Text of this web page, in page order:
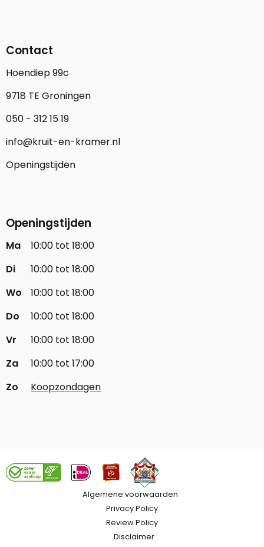
Contact
Hoendiep 99c
9718 TE Groningen
050 - 312 15 19
info@kruit-en-kramer.nl
Openingstijden
Openingstijden
Ma
10:00 tot 18:00
Di
10:00 tot 18:00
Wo
10:00 tot 18:00
Do
10:00 tot 18:00
Vr
10:00 tot 18:00
Za
10:00 tot 17:00
Zo
Koopzondagen
Algemene voorwaarden
Privacy Policy
Review Policy
Disclaimer